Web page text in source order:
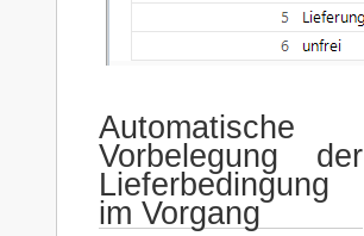
Automatische
Vorbelegung der
Lieferbedingung
im Vorgang